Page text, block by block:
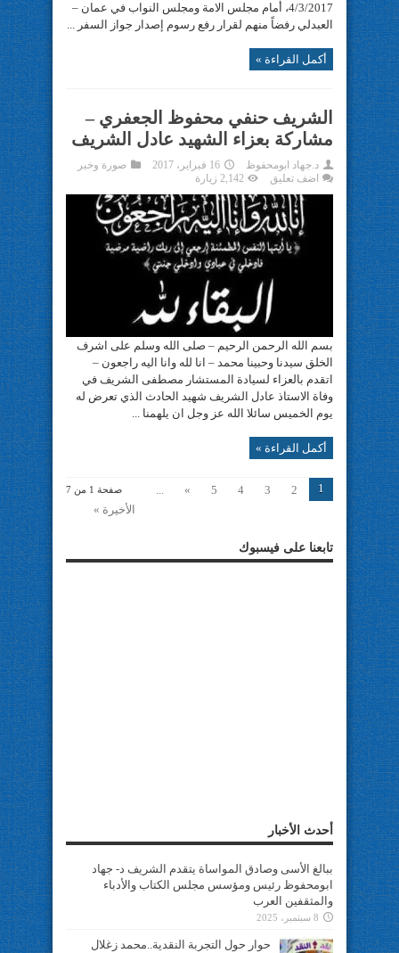
4/3/2017، أمام مجلس الامة ومجلس النواب في عمان –
العبدلي رفضاً منهم لقرار رفع رسوم إصدار جواز السفر ...
أكمل القراءة »
الشريف حنفي محفوظ الجعفري –
مشاركة بعزاء الشهيد عادل الشريف
د.جهاد ابومحفوظ 16 فبراير، 2017
صورة وخبر
اضف تعليق
2,142 زيارة
بسم الله الرحمن الرحيم – صلى الله وسلم على اشرف
الخلق سيدنا وحبينا محمد – انا لله وانا اليه راجعون –
اتقدم بالعزاء لسيادة المستشار مصطفى الشريف في
وفاة الاستاذ عادل الشريف شهيد الحادث الذي تعرض له
يوم الخميس سائلا الله عز وجل ان يلهمنا ...
أكمل القراءة »
صفحة 1 من 7 1
2
3
4
5
»
...
الأخيرة »
تابعنا على فيسبوك
أحدث الأخبار
ببالغ الأسى وصادق المواساة يتقدم الشريف د- جهاد
ابومحفوظ رئيس ومؤسس مجلس الكتاب والأدباء
والمثقفين العرب
8 سبتمبر، 2025
حوار حول التجربة النقدية..محمد زغلال